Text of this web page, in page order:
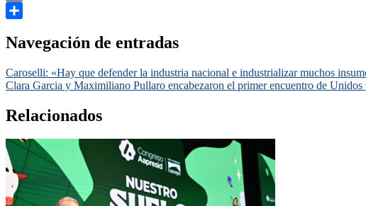
Email
Navegación de entradas
Caroselli: «Hay que defender la industria nacional e industrializar muchos
Clara Garcia y Maximiliano Pullaro encabezaron el primer encuentro de Unidos
Relacionados